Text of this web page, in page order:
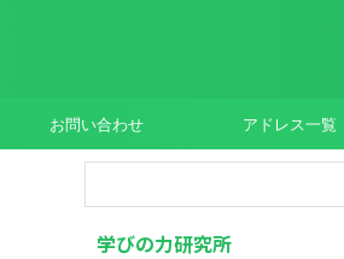
お問い合わせ アドレス一覧
学びの力研究所